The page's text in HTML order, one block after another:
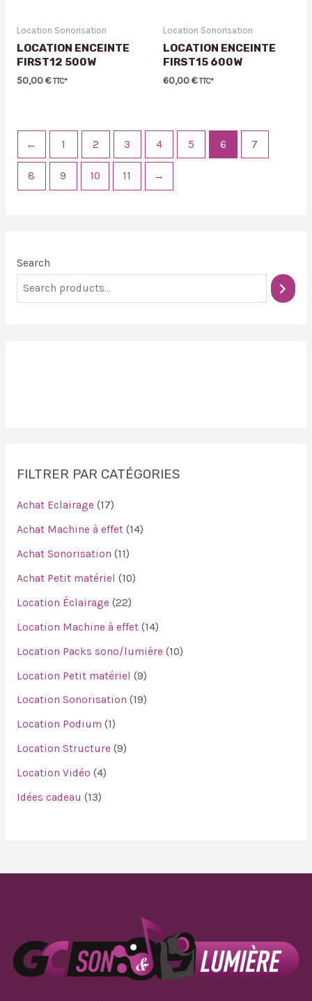
Search
FILTRER PAR CATÉGORIES
Achat Eclairage 17
Achat Machine à effet 14
Achat Sonorisation 11
Achat Petit matériel
10
Location Éclairage 22
Location Machine à effet 14
Location Packs sono/lumière 10
Location Petit matériel
9
Location Sonorisation 19
Location Podium 1
Location Structure 9
Location Vidéo 4
Idées cadeau
13
Location Sonorisation
LOCATION ENCEINTE
FIRST12 500W
50,00€ TTC*
Location Sonorisation
LOCATION ENCEINTE
FIRST15 600W
60,00€ TTC*
← 1 2 3 4 5 6 7
8 9 10 11 →